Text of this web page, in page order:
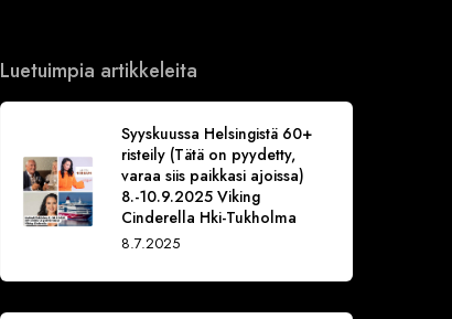
Luetuimpia artikkeleita
Syyskuussa Helsingistä 60+
risteily (Tätä on pyydetty,
varaa siis paikkasi ajoissa)
8.-10.9.2025 Viking
Cinderella Hki-Tukholma
8.7.2025